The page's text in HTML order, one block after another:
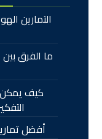
التمارين
ما الفرق
كيف يمكن
أفضل